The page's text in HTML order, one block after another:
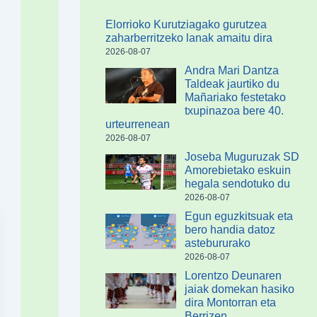
Elorrioko Kurutziagako gurutzea
zaharberritzeko lanak amaitu dira
2026-08-07
Andra Mari Dantza
Taldeak jaurtiko du
Mañariako festetako
txupinazoa bere 40.
urteurrenean
2026-08-07
Joseba Muguruzak SD
Amorebietako eskuin
hegala sendotuko du
2026-08-07
Egun eguzkitsuak eta
bero handia datoz
astebururako
2026-08-07
Lorentzo Deunaren
jaiak domekan hasiko
dira Montorran eta